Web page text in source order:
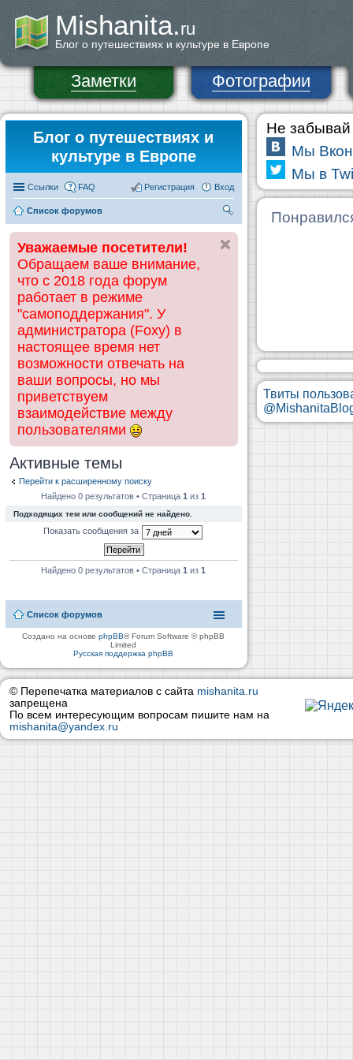
Mishanita.ru
Блог о путешествиях и культуре в Европе
Заметки Фотографии
Блог о путешествиях и
культуре в Европе
Ссылки FAQ Вход
Регистрация
Список форумов
ск
Уважаемые посетители!
Обращаем ваше внимание,
что с 2018 года форум
работает в режиме
"самоподдержания". У
администратора (Foxy) в
настоящее время нет
возможности отвечать на
ваши вопросы, но мы
приветствуем
взаимодействие между
пользователями
Активные темы
Перейти к расширенному поиску
Найдено 0 результатов • Страница1 из1
Подходящих тем или сообщений не найдено.
Показать сообщения за
Найдено 0 результатов • Страница1 из1
Список форумов
Создано на основеphpBB® Forum Software © phpBB
Limited
Русская поддержка phpBB
Не забывай
Мы
Мы в
Твиты
© Перепечатка материалов с сайта mishanita.ru
запрещена
По всем интересующим вопросам пишите нам на
mishanita@yandex.ru